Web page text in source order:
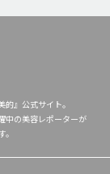
』公式サイト。
中の美容レポーターが